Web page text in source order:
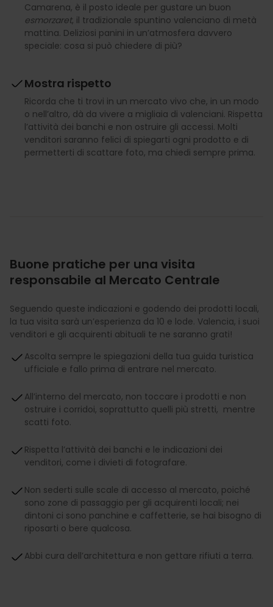
Camarena, è il posto ideale per gustare un buon
esmorzaret, il tradizionale spuntino valenciano di metà
mattina. Deliziosi panini in un’atmosfera davvero
speciale: cosa si può chiedere di più?
Mostra rispetto
Ricorda che ti trovi in un mercato vivo che, in un modo
o nell’altro, dà da vivere a migliaia di valenciani. Rispetta
l’attività dei banchi e non ostruire gli accessi. Molti
venditori saranno felici di spiegarti ogni prodotto e di
permetterti di scattare foto, ma chiedi sempre prima.
Buone pratiche per una visita
responsabile al Mercato Centrale
Seguendo queste indicazioni e godendo dei prodotti locali,
la tua visita sarà un’esperienza da 10 e lode. Valencia, i suoi
venditori e gli acquirenti abituali te ne saranno grati!
Ascolta sempre le spiegazioni della tua guida turistica
ufficiale e fallo prima di entrare nel mercato.
All’interno del mercato, non toccare i prodotti e non
ostruire i corridoi, soprattutto quelli più stretti, mentre
scatti foto.
Rispetta l’attività dei banchi e le indicazioni dei
venditori, come i divieti di fotografare.
Non sederti sulle scale di accesso al mercato, poiché
sono zone di passaggio per gli acquirenti locali; nei
dintoni ci sono panchine e caffetterie, se hai bisogno di
riposarti o bere qualcosa.
Abbi cura dell’architettura e non gettare rifiuti a terra.